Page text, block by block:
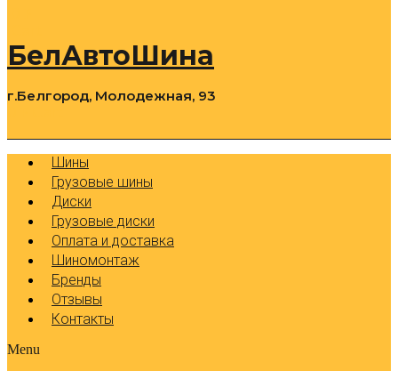
БелАвтоШина
г.Белгород, Молодежная, 93
Шины
Грузовые шины
Диски
Грузовые диски
Оплата и доставка
Шиномонтаж
Бренды
Отзывы
Контакты
Menu